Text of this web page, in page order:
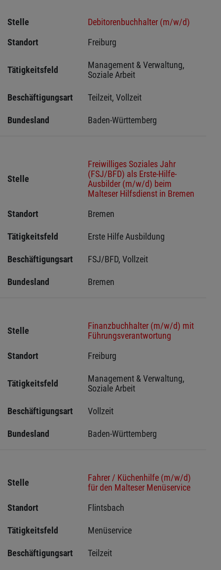
Stelle
Debitorenbuchhalter (m/w/d)
Standort
Freiburg
Tätigkeitsfeld
Management & Verwaltung,
Soziale Arbeit
Beschäftigungsart Teilzeit, Vollzeit
Bundesland Baden-Württemberg
Stelle
Freiwilliges Soziales Jahr
(FSJ/BFD) als Erste-Hilfe-
Ausbilder (m/w/d) beim
Malteser Hilfsdienst in Bremen
Standort
Bremen
Tätigkeitsfeld Erste Hilfe Ausbildung
Beschäftigungsart FSJ/BFD, Vollzeit
Bundesland Bremen
Stelle
Finanzbuchhalter (m/w/d) mit
Führungsverantwortung
Standort
Freiburg
Tätigkeitsfeld
Management & Verwaltung,
Soziale Arbeit
Beschäftigungsart Vollzeit
Bundesland Baden-Württemberg
Stelle
Fahrer / Küchenhilfe (m/w/d)
für den Malteser Menüservice
Standort
Flintsbach
Tätigkeitsfeld Menüservice
Beschäftigungsart Teilzeit